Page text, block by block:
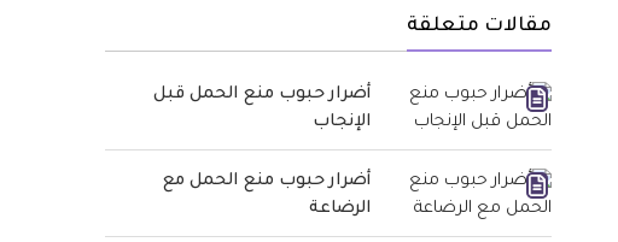
مقالات متعلقة
أضرار حبوب منع الحمل قبل
الإنجاب
أضرار حبوب منع الحمل مع
الرضاعة